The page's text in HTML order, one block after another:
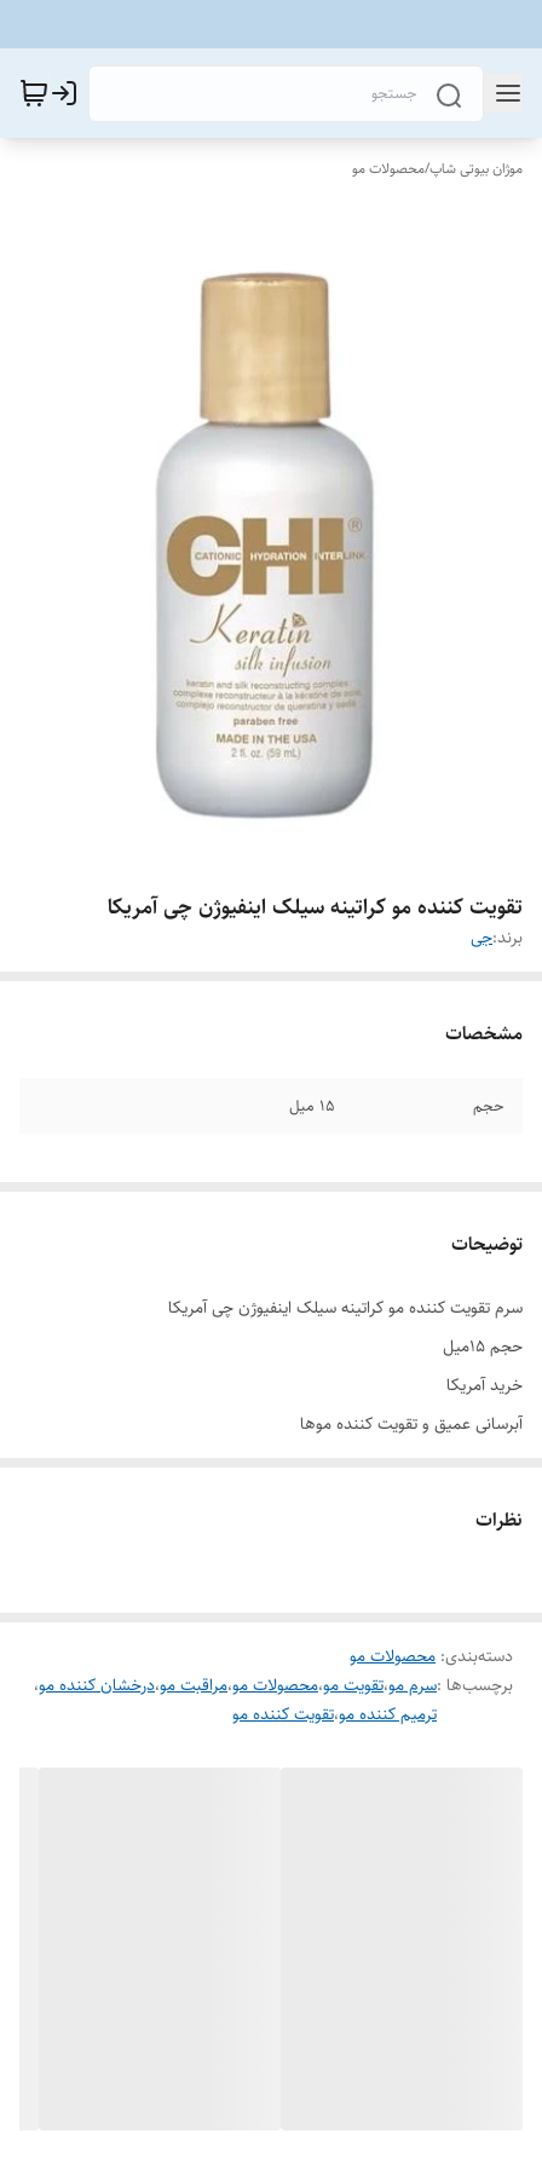
موژان بیوتی شاپ/محصولات مو
تقویت کننده مو کراتینه سیلک اینفیوژن چی آمریکا
برند:جی
مشخصات
حجم 15 میل
توضیحات
سرم تقویت کننده مو کراتینه سیلک اینفیوژن چی آمریکا
حجم ۱۵میل
خرید آمریکا
آبرسانی عمیق و تقویت کننده موها
نرم کننده و درخشان کننده موها
نظرات
دسته‌بندی: محصولات مو
برچسب‌ها :سرم مو،تقویت مو،محصولات مو،مراقبت مو،درخشان کننده مو،
ترمیم کننده مو،تقویت کننده مو